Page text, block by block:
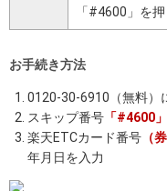
「#4600」を
お手続き方法
0120-30-6910（無料）
スキップ番号 「#4600」
楽天ETCカード番号 （
年月日を入力